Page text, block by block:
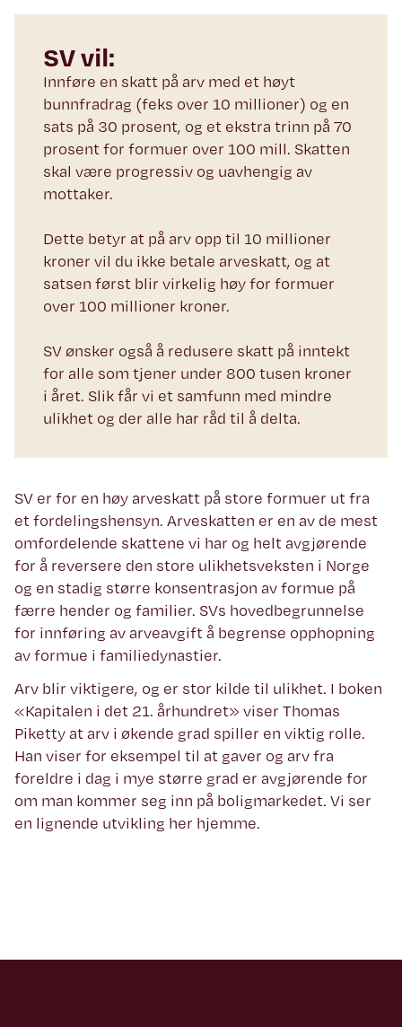
SV vil:
Innføre en skatt på arv med et høyt
bunnfradrag (feks over 10 millioner) og en
sats på 30 prosent, og et ekstra trinn på 70
prosent for formuer over 100 mill. Skatten
skal være progressiv og uavhengig av
mottaker.
Dette betyr at på arv opp til 10 millioner
kroner vil du ikke betale arveskatt, og at
satsen først blir virkelig høy for formuer
over 100 millioner kroner.
SV ønsker også å redusere skatt på inntekt
for alle som tjener under 800 tusen kroner
i året. Slik får vi et samfunn med mindre
ulikhet og der alle har råd til å delta.
SV er for en høy arveskatt på store formuer ut fra
et fordelingshensyn. Arveskatten er en av de mest
omfordelende skattene vi har og helt avgjørende
for å reversere den store ulikhetsveksten i Norge
og en stadig større konsentrasjon av formue på
færre hender og familier. SVs hovedbegrunnelse
for innføring av arveavgift å begrense opphopning
av formue i familiedynastier.
Arv blir viktigere, og er stor kilde til ulikhet. I boken
«Kapitalen i det 21. århundret» viser Thomas
Piketty at arv i økende grad spiller en viktig rolle.
Han viser for eksempel til at gaver og arv fra
foreldre i dag i mye større grad er avgjørende for
om man kommer seg inn på boligmarkedet. Vi ser
en lignende utvikling her hjemme.